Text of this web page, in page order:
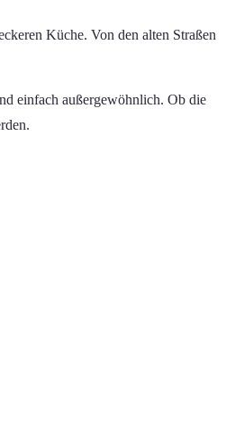
Küche. Von den alten Straßen
einfach außergewöhnlich. Ob die